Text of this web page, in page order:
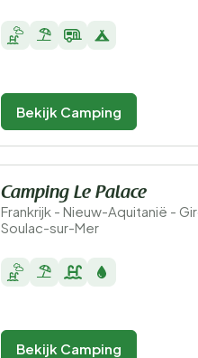
Bekijk Camping
Camping Le Palace
Frankrijk - Nieuw-Aquitanië -
Soulac-sur-Mer
Bekijk Camping